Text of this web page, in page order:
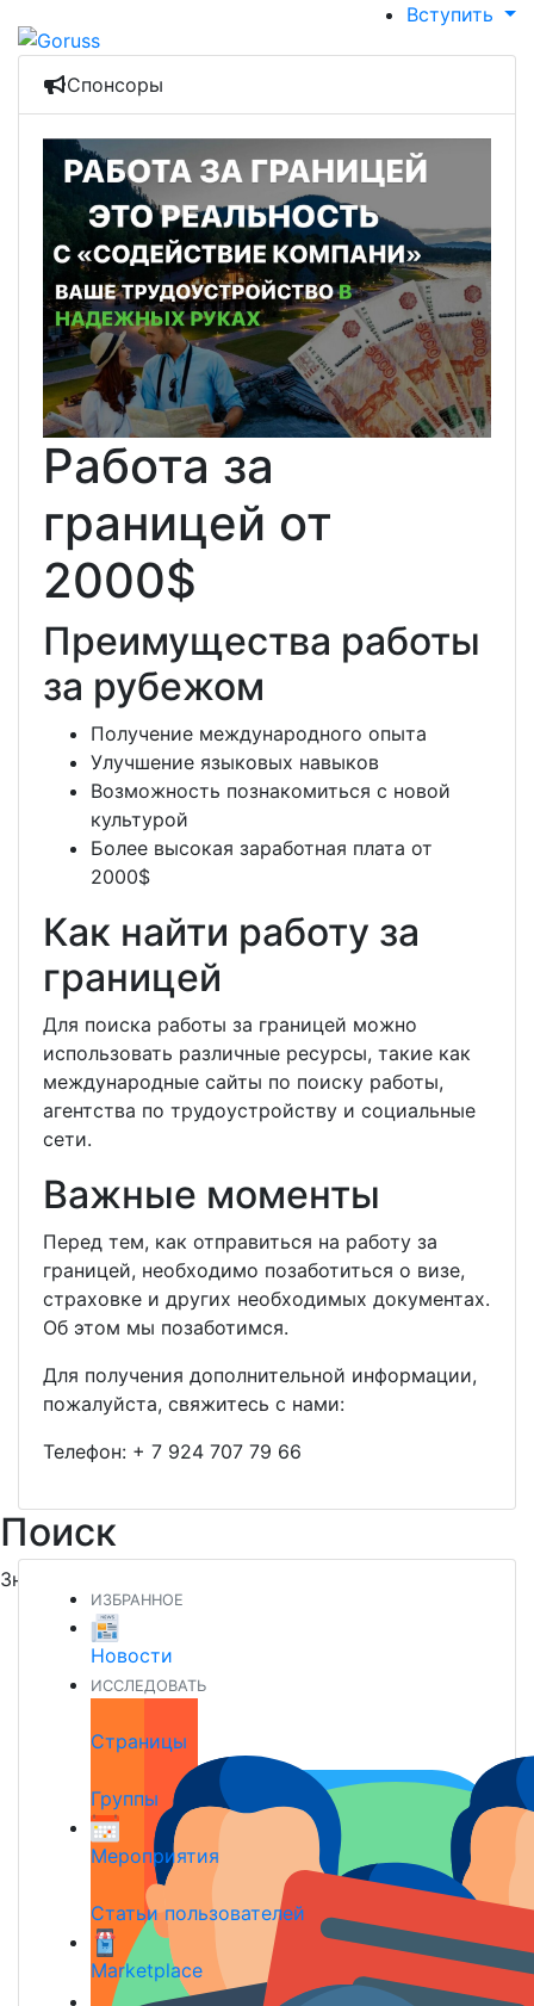
Вступить
Спонсоры
Работа за
границей от
2000$
Преимущества работы
за рубежом
Получение международного опыта
Улучшение языковых навыков
Возможность познакомиться с новой
культурой
Более высокая заработная плата от
2000$
Как найти работу за
границей
Для поиска работы за границей можно
использовать различные ресурсы, такие как
международные сайты по поиску работы,
агентства по трудоустройству и социальные
сети.
Важные моменты
Перед тем, как отправиться на работу за
границей, необходимо позаботиться о визе,
страховке и других необходимых документах.
Об этом мы позаботимся.
Для получения дополнительной информации,
пожалуйста, свяжитесь с нами:
Телефон: + 7 924 707 79 66
Поиск
Знакомьтесь и заводите новых друзей
ИЗБРАННОЕ
Новости
ИССЛЕДОВАТЬ
Страницы
Группы
Мероприятия
Статьи пользователей
Marketplace